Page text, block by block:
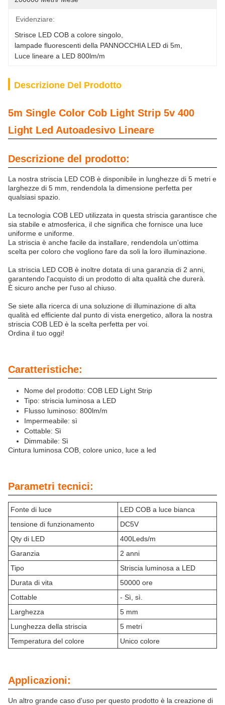
Evidenziare:
Strisce LED COB a colore singolo
lampade fluorescenti della PANNOCCHIA LED di 5m
Luce lineare a LED 800lm/m
Descrizione Del Prodotto
5m Single Color Cob Light Strip 5v 400
Light Led Autoadesivo Lineare
Descrizione del prodotto:
La nostra striscia LED COB è disponibile in lunghezze di 5 metri e
larghezze di 5 mm, rendendola la dimensione perfetta per
qualsiasi spazio.
La tecnologia COB LED utilizzata in questa striscia garantisce che
sia stabile e atmosferica, il che significa che fornisce una luce
uniforme e uniforme.
La striscia è anche facile da installare, rendendola un'ottima
scelta per coloro che vogliono fare da soli la loro illuminazione.
La striscia LED COB è inoltre dotata di una garanzia di 2 anni,
garantendo l'acquisto di un prodotto di alta qualità che durerà.
È sicuro anche per l'uso al chiuso.
Se siete alla ricerca di una soluzione di illuminazione di alta
qualità ed efficiente dal punto di vista energetico, allora la nostra
striscia COB LED è la scelta perfetta per voi.
Ordina il tuo oggi!
Caratteristiche:
Nome del prodotto: COB LED Light Strip
Tipo: striscia luminosa a LED
Flusso luminoso: 800lm/m
Impermeabile: sì
Cottable: Sì
Dimmabile: Sì
Cintura luminosa COB, colore unico, luce a led
Parametri tecnici:
Fonte di luce
LED COB a luce bianca
tensione di funzionamento
DC5V
Qty di LED
400Leds/m
Garanzia
2 anni
Tipo
Striscia luminosa a LED
Durata di vita
50000 ore
Cottable
- Sì, sì.
Larghezza
5 mm
Lunghezza della striscia
5 metri
Temperatura del colore
Unico colore
Applicazioni:
Un altro grande caso d'uso per questo prodotto è la creazione di